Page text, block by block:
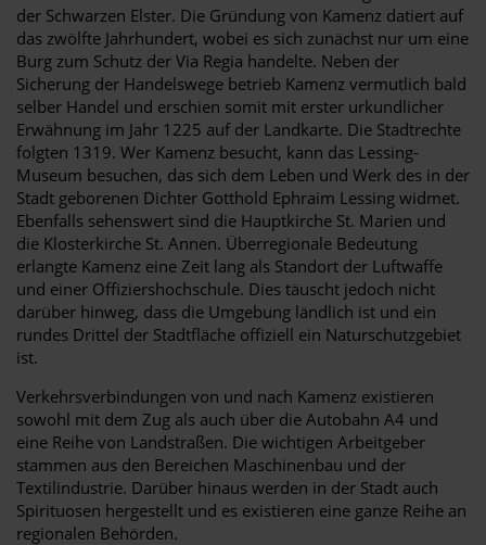
der Schwarzen Elster. Die Gründung von Kamenz datiert auf
das zwölfte Jahrhundert, wobei es sich zunächst nur um eine
Burg zum Schutz der Via Regia handelte. Neben der
Sicherung der Handelswege betrieb Kamenz vermutlich bald
selber Handel und erschien somit mit erster urkundlicher
Erwähnung im Jahr 1225 auf der Landkarte. Die Stadtrechte
folgten 1319. Wer Kamenz besucht, kann das Lessing-
Museum besuchen, das sich dem Leben und Werk des in der
Stadt geborenen Dichter Gotthold Ephraim Lessing widmet.
Ebenfalls sehenswert sind die Hauptkirche St. Marien und
die Klosterkirche St. Annen. Überregionale Bedeutung
erlangte Kamenz eine Zeit lang als Standort der Luftwaffe
und einer Offiziershochschule. Dies täuscht jedoch nicht
darüber hinweg, dass die Umgebung ländlich ist und ein
rundes Drittel der Stadtfläche offiziell ein Naturschutzgebiet
ist.
Verkehrsverbindungen von und nach Kamenz existieren
sowohl mit dem Zug als auch über die Autobahn A4 und
eine Reihe von Landstraßen. Die wichtigen Arbeitgeber
stammen aus den Bereichen Maschinenbau und der
Textilindustrie. Darüber hinaus werden in der Stadt auch
Spirituosen hergestellt und es existieren eine ganze Reihe an
regionalen Behörden.